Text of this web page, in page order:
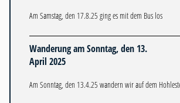
Am Samstag, den 17.8.25 ging es mit dem Bus los
Wanderung am Sonntag, den 13.
April 2025
Am Sonntag, den 13.4.25 wandern wir auf dem